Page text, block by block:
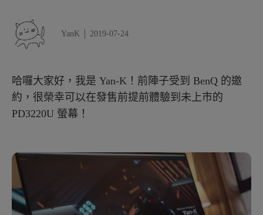
YanK 2019-07-24
哈囉大家好，我是 Yan-K！前陣子受到 BenQ 的邀
約，很榮幸可以在發售前提前體驗到未上市的
PD3220U 螢幕！